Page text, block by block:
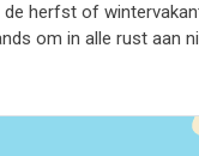
de herfst of
om in alle rust aan
even weg te zijn van
het genot van een